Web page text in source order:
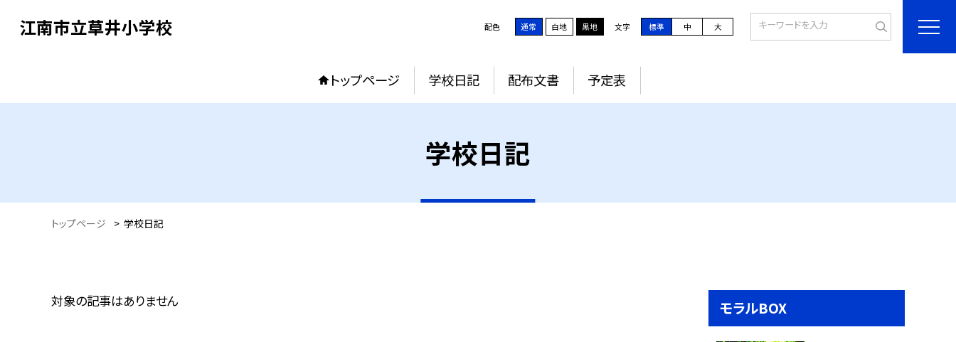
江南市立草井小学校 配色 通常 白地 黒地 文字 標準 中 大
トップページ 学校日記 配布文書 予定表
学校日記
トップページ > 学校日記
対象の記事はありません モラルBOX